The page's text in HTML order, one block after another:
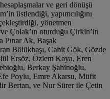
ve geri dönüşü
üstlendiği, yapımcılığını
yönetmen
Çolak’ın oturduğu Çirkin’in
Pınar Ak, Başak
Bölükbaşı, Cahit Gök, Gözde
Ersöz, Özlem Kaya, Eren
Berkay Şahinoğlu,
Poylu, Emre Akarsu, Müfit
Bertan, ve Nur Sürer ile Çetin